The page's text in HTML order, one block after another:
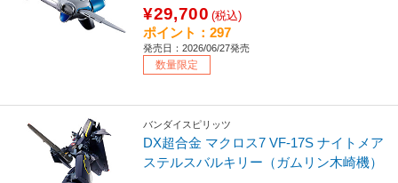
¥29,700 (税込)
ポイント：297
発売日：2026/06/27発売
数量限定
バンダイスピリッツ
DX超合金 マクロス7 VF-17S ナイトメア
ステルスバルキリー（ガムリン木崎機）